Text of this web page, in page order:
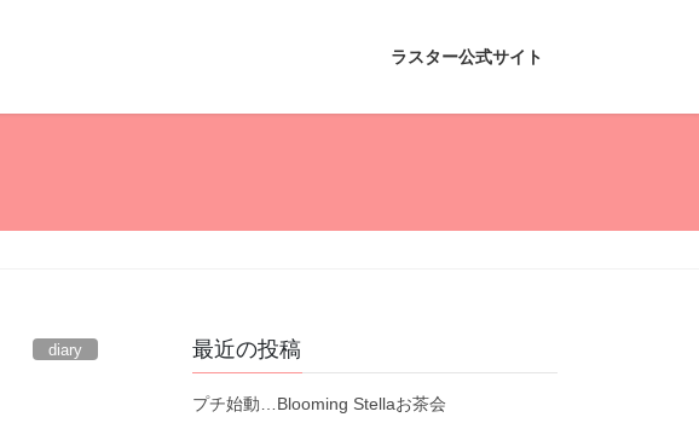
ラスター公式サイト
diary 最近の投稿
プチ始動…Blooming Stellaお茶会